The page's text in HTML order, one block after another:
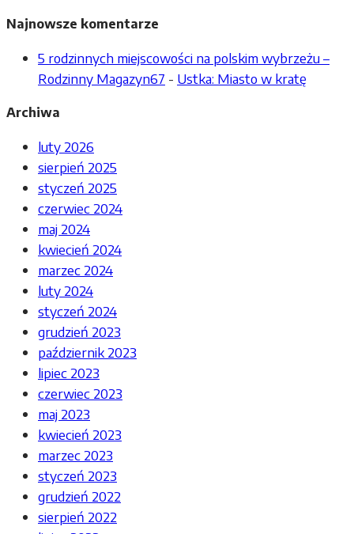
Najnowsze komentarze
5 rodzinnych miejscowości na polskim wybrzeżu –
Rodzinny Magazyn67 - Ustka: Miasto w kratę
Archiwa
luty 2026
sierpień 2025
styczeń 2025
czerwiec 2024
maj 2024
kwiecień 2024
marzec 2024
luty 2024
styczeń 2024
grudzień 2023
październik 2023
lipiec 2023
czerwiec 2023
maj 2023
kwiecień 2023
marzec 2023
styczeń 2023
grudzień 2022
sierpień 2022